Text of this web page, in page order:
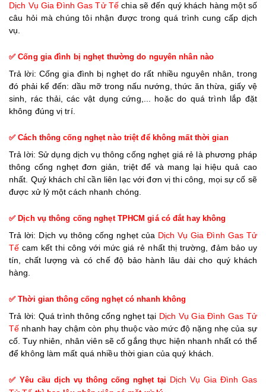
Dịch Vụ Gia Đình Gas Tử Tế chia sẽ đến quý khách hàng một số
câu hỏi mà chúng tôi nhận được trong quá trình cung cấp dịch
vụ.
✅ Cống gia đình bị nghẹt thường do nguyên nhân nào
Trả lời: Cống gia đình bị nghẹt do rất nhiều nguyên nhân, trong
đó phải kể đến: dầu mỡ trong nấu nướng, thức ăn thừa, giấy vệ
sinh, rác thải, các vật dụng cứng,... hoặc do quá trình lắp đặt
không đúng vị trí.
✅ Cách thông cống nghẹt nào triệt để không mất thời gian
Trả lời: Sử dụng dịch vụ thông cống nghẹt giá rẻ là phương pháp
thông cống nghẹt đơn giản, triệt để và mang lại hiệu quả cao
nhất. Quý khách chỉ cần liên lạc với đơn vị thi công, mọi sự cố sẽ
được xử lý một cách nhanh chóng.
✅ Dịch vụ thông cống nghẹt TPHCM giá có đắt hay không
Trả lời: Dịch vụ thông cống nghẹt của Dịch Vụ Gia Đình Gas Tử
Tế cam kết thi công với mức giá rẻ nhất thị trường, đảm bảo uy
tín, chất lượng và có chế độ bảo hành lâu dài cho quý khách
hàng.
✅ Thời gian thông cống nghẹt có nhanh không
Trả lời: Quá trình thông cống nghẹt tại Dịch Vụ Gia Đình Gas Tử
Tế nhanh hay chậm còn phụ thuộc vào mức độ nặng nhẹ của sự
cố. Tuy nhiên, nhân viên sẽ cố gắng thực hiện nhanh nhất có thể
để không làm mất quá nhiều thời gian của quý khách.
✅ Yêu cầu dịch vụ thông cống nghẹt tại Dịch Vụ Gia Đình Gas